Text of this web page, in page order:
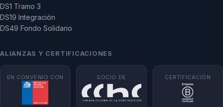
DS1 Tramo 3
DS19 Integración
DS49 Fondo Solidario
ALIANZAS Y CERTIFICACIONES
EN CONVENIO CON SOCIO DE CERTIFICACIÓN